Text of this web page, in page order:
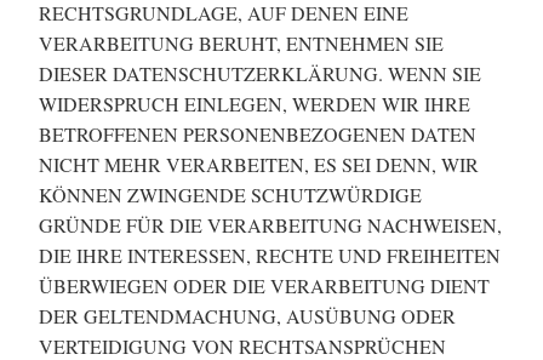
RECHTSGRUNDLAGE, AUF DENEN EINE
VERARBEITUNG BERUHT, ENTNEHMEN SIE
DIESER DATENSCHUTZERKLÄRUNG. WENN SIE
WIDERSPRUCH EINLEGEN, WERDEN WIR IHRE
BETROFFENEN PERSONENBEZOGENEN DATEN
NICHT MEHR VERARBEITEN, ES SEI DENN, WIR
KÖNNEN ZWINGENDE SCHUTZWÜRDIGE
GRÜNDE FÜR DIE VERARBEITUNG NACHWEISEN,
DIE IHRE INTERESSEN, RECHTE UND FREIHEITEN
ÜBERWIEGEN ODER DIE VERARBEITUNG DIENT
DER GELTENDMACHUNG, AUSÜBUNG ODER
VERTEIDIGUNG VON RECHTSANSPRÜCHEN